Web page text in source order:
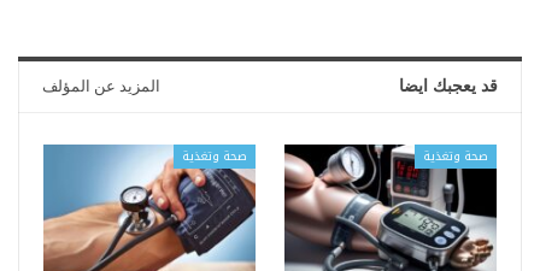
قد يعجبك ايضا المزيد عن المؤلف
صحة وتغذية صحة وتغذية